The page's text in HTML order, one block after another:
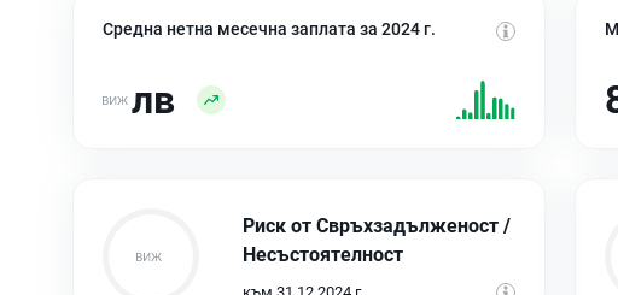
Средна нетна месечна заплата за 2024 г.
лв
Риск от Свръхзадълженост /
Несъстоятелност